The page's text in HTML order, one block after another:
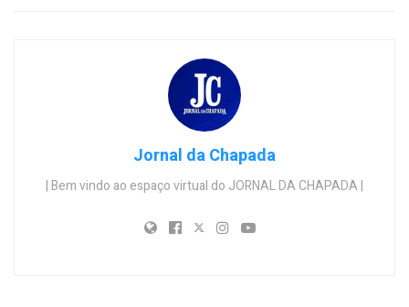
Jornal da Chapada
| Bem vindo ao espaço virtual do JORNAL DA CHAPADA |